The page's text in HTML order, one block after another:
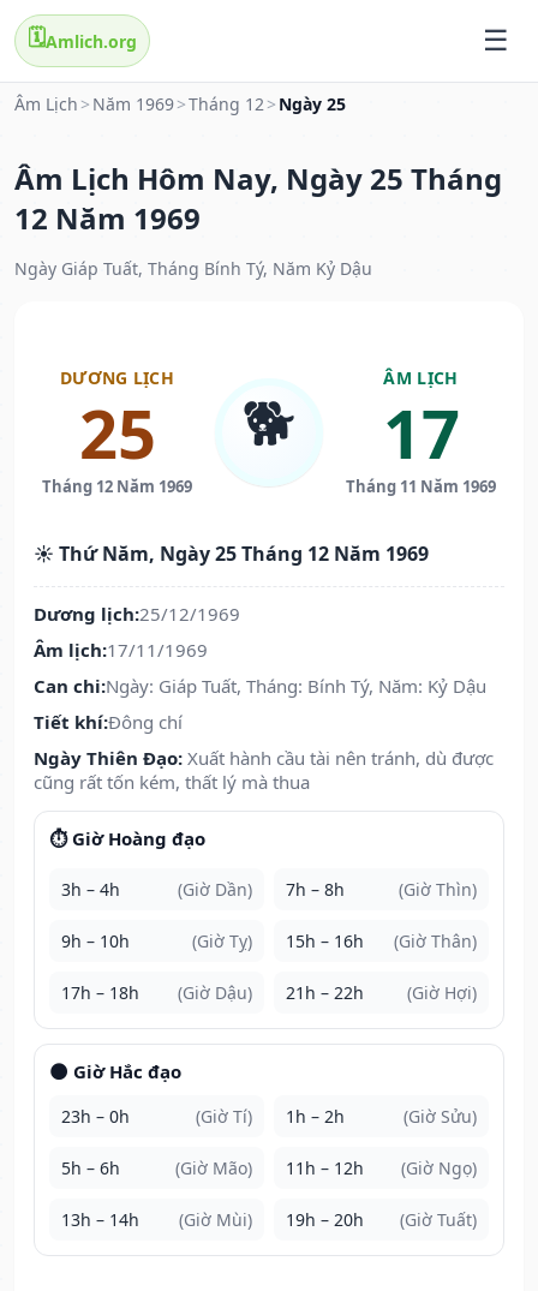
🗓️Amlich.org
Âm Lịch > Năm 1969>Tháng 12> Ngày 25
Âm Lịch Hôm Nay, Ngày 25 Tháng
12 Năm 1969
Ngày Giáp Tuất, Tháng Bính Tý, Năm Kỷ Dậu
DƯƠNG LỊCH
25
Tháng 12 Năm 1969
🐕
ÂM LỊCH
17
Tháng 11 Năm 1969
☀️ Thứ Năm, Ngày 25 Tháng 12 Năm 1969
Dương lịch:25/12/1969
Âm lịch:17/11/1969
Can chi:Ngày: Giáp Tuất, Tháng: Bính Tý, Năm: Kỷ Dậu
Tiết khí:Đông chí
Ngày Thiên Đạo: Xuất hành cầu tài nên tránh, dù được
cũng rất tốn kém, thất lý mà thua
⏱️ Giờ Hoàng đạo
3h – 4h (Giờ Dần) 7h – 8h (Giờ Thìn)
9h – 10h (Giờ Tỵ) 15h – 16h (Giờ Thân)
17h – 18h (Giờ Dậu) 21h – 22h (Giờ Hợi)
🌑 Giờ Hắc đạo
23h – 0h (Giờ Tí) 1h – 2h (Giờ Sửu)
5h – 6h (Giờ Mão) 11h – 12h (Giờ Ngọ)
13h – 14h (Giờ Mùi) 19h – 20h (Giờ Tuất)